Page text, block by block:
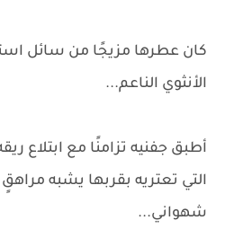
كان عطرها مزيجًا من سائل
الأنثوي الناعم...
أطبق جفنيه تزامنًا مع ابتلاع
التي تعتريه بقربها يشبه
شهواني...